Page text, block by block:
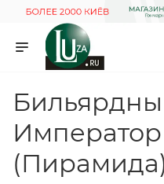
Император